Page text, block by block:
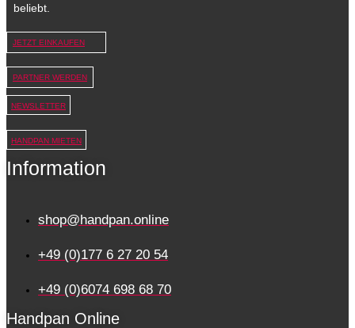
beliebt.
JETZT EINKAUFEN
PARTNER WERDEN
NEWSLETTER
HANDPAN MIETEN
Information
shop@handpan.online
+49 (0)177 6 27 20 54
+49 (0)6074 698 68 70
Handpan Online